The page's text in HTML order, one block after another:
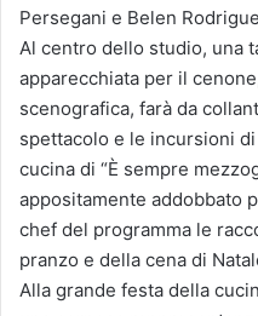
Persegani e Belen
Al centro dello studio, una
apparecchiata per il
scenografica, farà da
spettacolo e le incursioni
cucina di “È sempre
appositamente addobbato
chef del programma le
pranzo e della cena di
Alla grande festa della